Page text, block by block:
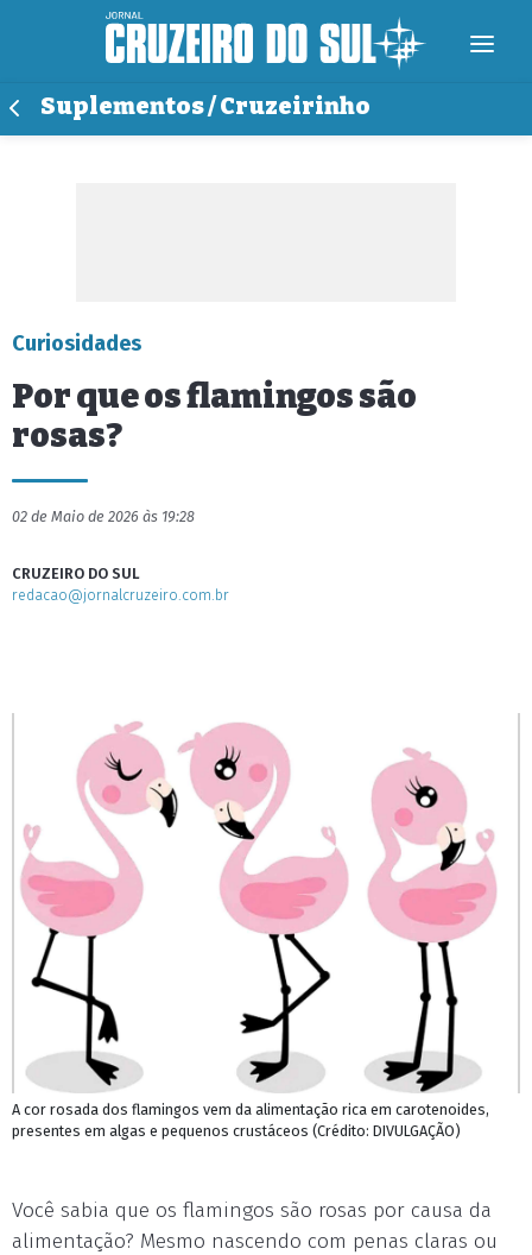
Suplementos / Cruzeirinho
Curiosidades
Por que os flamingos são
rosas?
02 de Maio de 2026 às 19:28
CRUZEIRO DO SUL
redacao@jornalcruzeiro.com.br
A cor rosada dos flamingos vem da alimentação rica em carotenoides,
presentes em algas e pequenos crustáceos (Crédito: DIVULGAÇÃO)
Você sabia que os flamingos são rosas por causa da
alimentação? Mesmo nascendo com penas claras ou